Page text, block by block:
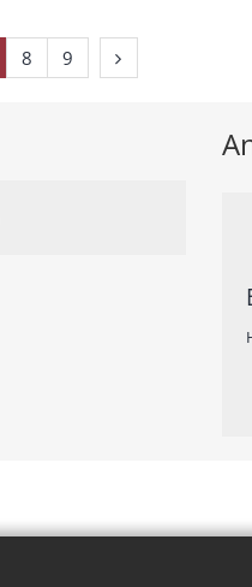
8 9 Nächste Seite